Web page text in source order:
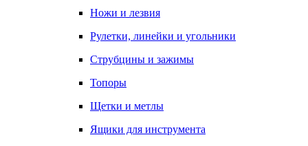
Ножи и лезвия
Рулетки, линейки и угольники
Струбцины и зажимы
Топоры
Щетки и метлы
Ящики для инструмента